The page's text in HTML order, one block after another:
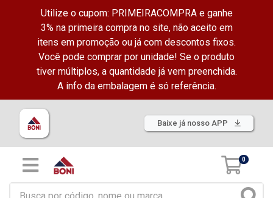
Utilize o cupom: PRIMEIRACOMPRA e ganhe
3% na primeira compra no site, não aceito em
itens em promoção ou já com descontos fixos.
Você pode comprar por unidade! Se o produto
tiver múltiplos, a quantidade já vem preenchida.
A info da embalagem é só referência.
Baixe já nosso APP
0